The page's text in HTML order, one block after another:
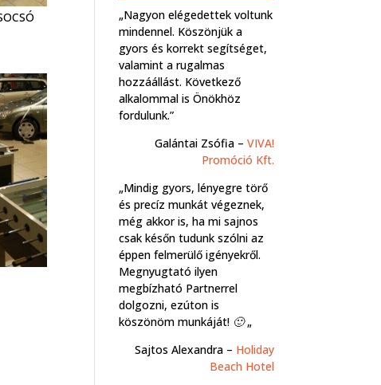
„Nagyon elégedettek voltunk
mindennel. Köszönjük a
gyors és korrekt segítséget,
valamint a rugalmas
hozzáállást. Következő
alkalommal is Önökhöz
fordulunk.”
Galántai Zsófia – VIVA!
Promóció Kft.
„Mindig gyors, lényegre törő
és precíz munkát végeznek,
még akkor is, ha mi sajnos
csak későn tudunk szólni az
éppen felmerülő igényekről.
Megnyugtató ilyen
megbízható Partnerrel
dolgozni, ezúton is
köszönöm munkáját! 🙂 „
Sajtos Alexandra – Holiday
Beach Hotel